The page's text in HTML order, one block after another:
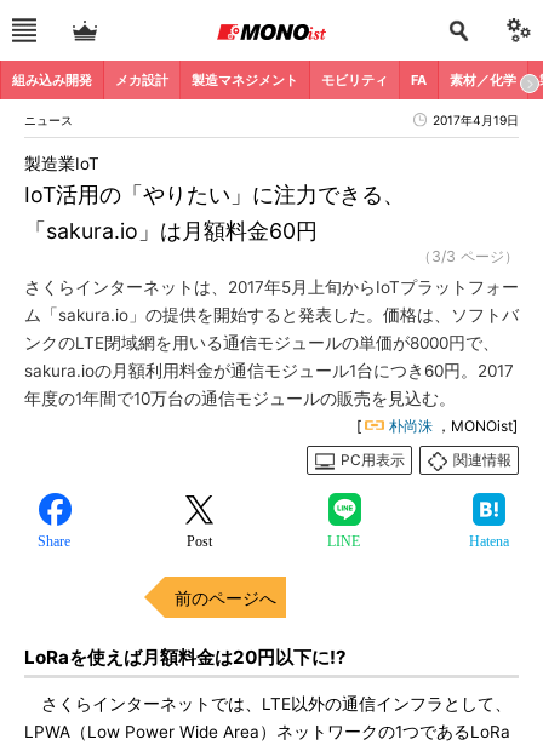
組み込み開発 メカ設計 製造マネジメント モビリティ FA 素材／化学
ニュース 2017年4月19日
IoT活用の「やりたい」に注力できる、
「sakura.io」は月額料金60円
製造業IoT
（3/3 ページ）
さくらインターネットは、2017年5月上旬からIoTプラットフォー
ム「sakura.io」の提供を開始すると発表した。価格は、ソフトバ
ンクのLTE閉域網を用いる通信モジュールの単価が8000円で、
sakura.ioの月額利用料金が通信モジュール1台につき60円。2017
年度の1年間で10万台の通信モジュールの販売を見込む。
[ 朴尚洙 ，MONOist]
PC用表示
関連情報
Share Post LINE Hatena
前のページへ
LoRaを使えば月額料金は20円以下に!?
さくらインターネットでは、LTE以外の通信インフラとして、
LPWA（Low Power Wide Area）ネットワークの1つであるLoRa